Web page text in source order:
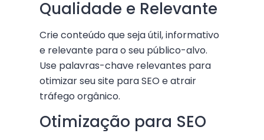
Qualidade e Relevante
Crie conteúdo que seja útil, informativo
e relevante para o seu público-alvo.
Use palavras-chave relevantes para
otimizar seu site para SEO e atrair
tráfego orgânico.
Otimização para SEO